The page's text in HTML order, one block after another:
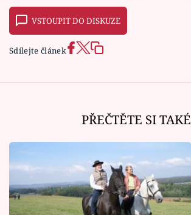
VSTOUPIT DO DISKUZE
Sdílejte článek
PŘEČTĚTE SI TAKÉ